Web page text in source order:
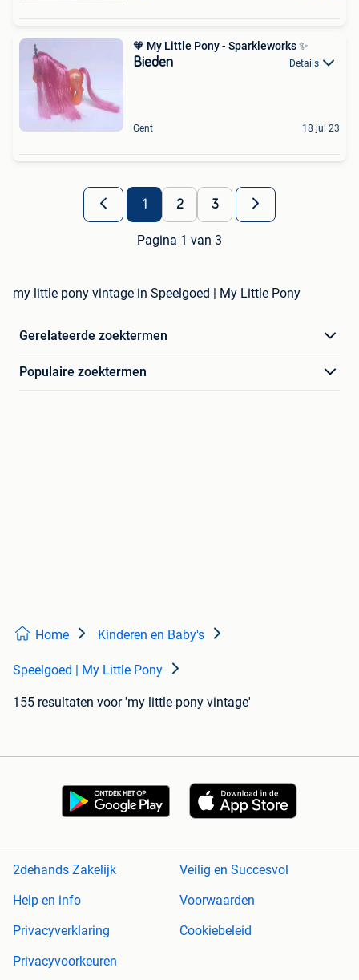
🧡 My Little Pony - Sparkleworks ✨️
Bieden Details
Gent 18 jul 23
1 2 3
Pagina 1 van 3
my little pony vintage in Speelgoed | My Little Pony
Gerelateerde zoektermen
Populaire zoektermen
Home Kinderen en Baby's
Speelgoed | My Little Pony
155 resultaten voor 'my little pony vintage'
2dehands Zakelijk
Veilig en Succesvol
Help en info
Voorwaarden
Privacyverklaring
Cookiebeleid
Privacyvoorkeuren